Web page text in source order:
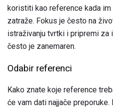
koristiti kao reference kada
zatraže. Fokus je često na
istraživanju tvrtki i pripremi za
često je zanemaren.
Odabir referenci
Kako znate koje reference
će vam dati najjače